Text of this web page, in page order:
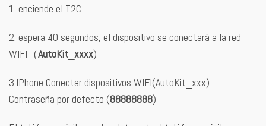
1. enciende el T2C
2. espera 40 segundos, el dispositivo se conectará a la red
WIFI（AutoKit_xxxx)
3.IPhone Conectar dispositivos WIFI(AutoKit_xxx)
Contraseña por defecto (88888888)